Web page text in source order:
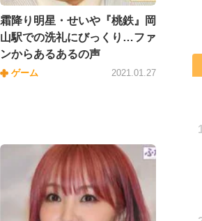
霜降り明星・せいや『桃鉄』岡
山駅での洗礼にびっくり…ファ
ンからあるあるの声
ゲーム 2021.01.27